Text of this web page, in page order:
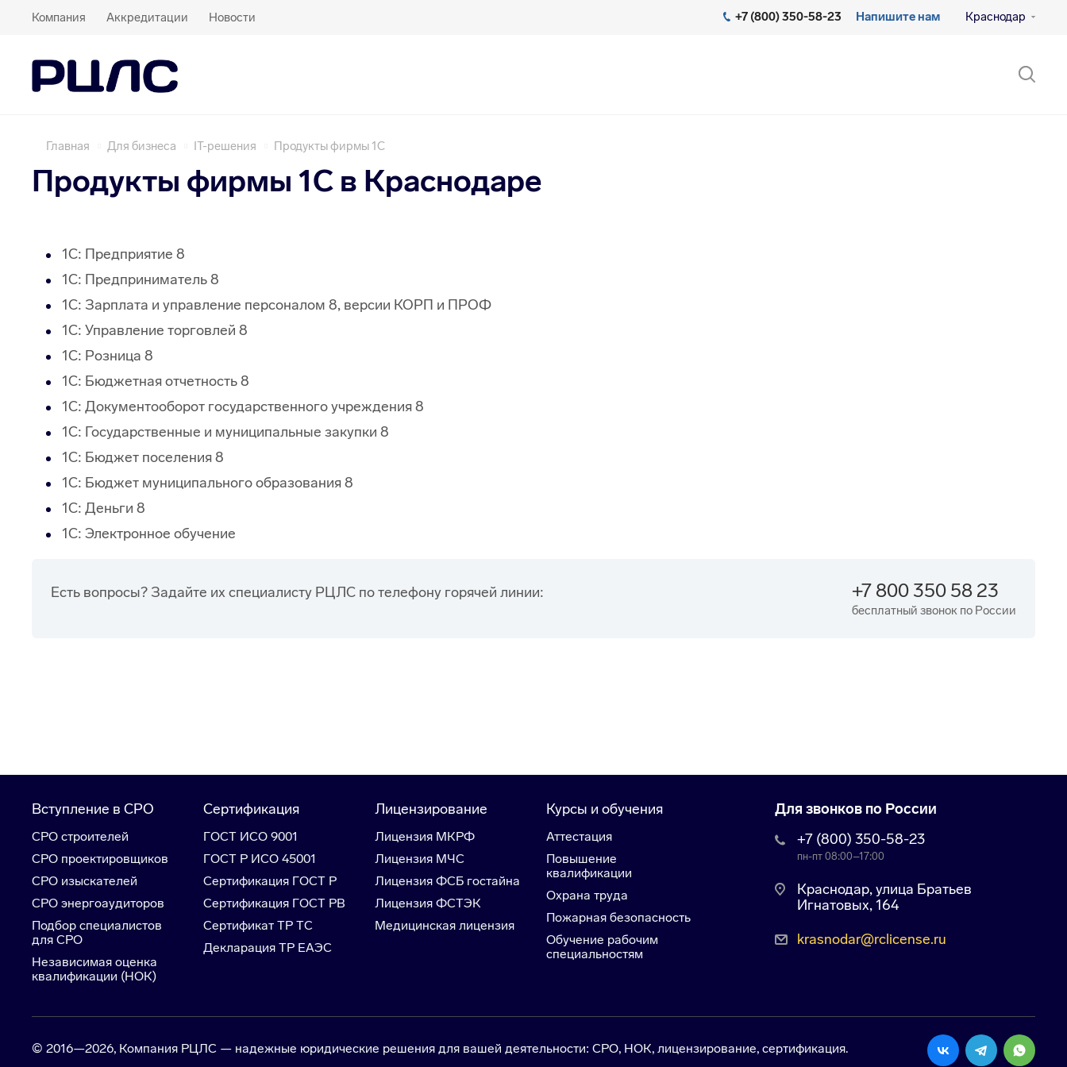
Компания Аккредитации Новости Краснодар
+7 (800) 350-58-23 Напишите нам
Главная Для бизнеса IT-решения Продукты фирмы 1C
Продукты фирмы 1C в Краснодаре
1С: Предприятие 8
1С: Предприниматель 8
1С: Зарплата и управление персоналом 8, версии КОРП и ПРОФ
1С: Управление торговлей 8
1С: Розница 8
1С: Бюджетная отчетность 8
1С: Документооборот государственного учреждения 8
1С: Государственные и муниципальные закупки 8
1С: Бюджет поселения 8
1С: Бюджет муниципального образования 8
1C: Деньги 8
1С: Электронное обучение
Есть вопросы? Задайте их специалисту РЦЛС по телефону горячей линии: +7 800 350 58 23
бесплатный звонок по России
Вступление в СРО
СРО строителей
СРО проектировщиков
СРО изыскателей
СРО энергоаудиторов
Подбор специалистов
для СРО
Независимая оценка
квалификации (НОК)
Сертификация
ГОСТ ИСО 9001
ГОСТ Р ИСО 45001
Сертификация ГОСТ Р
Сертификация ГОСТ РВ
Сертификат ТР ТС
Декларация ТР ЕАЭС
Лицензирование
Лицензия МКРФ
Лицензия МЧС
Лицензия ФСБ гостайна
Лицензия ФСТЭК
Медицинская лицензия
Курсы и обучения
Аттестация
Повышение
квалификации
Охрана труда
Пожарная безопасность
Обучение рабочим
специальностям
Для звонков по России
+7 (800) 350-58-23
пн-пт 08:00–17:00
Краснодар, улица Братьев
Игнатовых, 164
krasnodar@rclicense.ru
© 2016—2026, Компания РЦЛС — надежные юридические решения для вашей деятельности: СРО, НОК, лицензирование, сертификация.